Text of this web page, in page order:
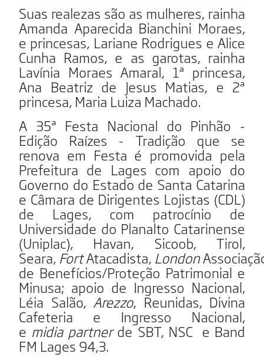
Suas realezas são as mulheres, rainha
Amanda Aparecida Bianchini Moraes,
e princesas, Lariane Rodrigues e Alice
Cunha Ramos, e as garotas, rainha
Lavínia Moraes Amaral, 1ª princesa,
Ana Beatriz de Jesus Matias, e 2ª
princesa, Maria Luiza Machado.
A 35ª Festa Nacional do Pinhão -
Edição Raízes - Tradição que se
renova em Festa é promovida pela
Prefeitura de Lages com apoio do
Governo do Estado de Santa Catarina
e Câmara de Dirigentes Lojistas (CDL)
de Lages, com patrocínio de
Universidade do Planalto Catarinense
(Uniplac), Havan, Sicoob, Tirol,
Seara, FortAtacadista, London
de Benefícios/Proteção Patrimonial e
Minusa; apoio de Ingresso Nacional,
Léia Salão, Arezzo, Reunidas, Divina
Cafeteria e Ingresso Nacional,
e midia partnerde SBT, NSC e Band
FM Lages 94,3.